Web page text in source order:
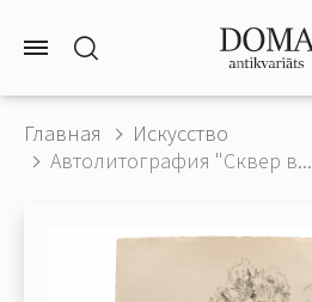
Главная
Искусство
Автолитография "Сквер в...